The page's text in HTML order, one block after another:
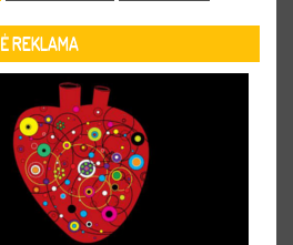
REKLAMA